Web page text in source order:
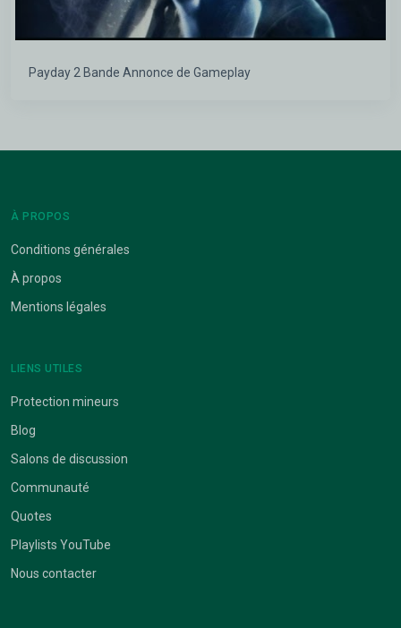
Payday 2 Bande Annonce de Gameplay
À PROPOS
Conditions générales
À propos
Mentions légales
LIENS UTILES
Protection mineurs
Blog
Salons de discussion
Communauté
Quotes
Playlists YouTube
Nous contacter